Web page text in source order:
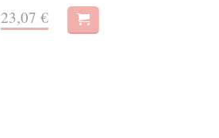
23,07 €